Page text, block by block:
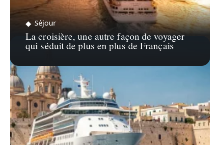
Séjour
La croisière, une autre façon de voyager
qui séduit de plus en plus de Français